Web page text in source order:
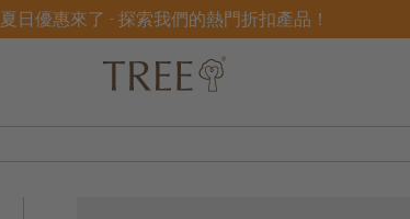
夏日優惠來了 - 探索我們的熱門折扣產品！